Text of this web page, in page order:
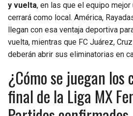
y vuelta, en las que el equipo
cerrará como local. América,
llegan con esa ventaja deportiva
vuelta, mientras que FC Juárez,
deberán abrir sus eliminatorias en
¿Cómo se juegan los
final de la Liga MX